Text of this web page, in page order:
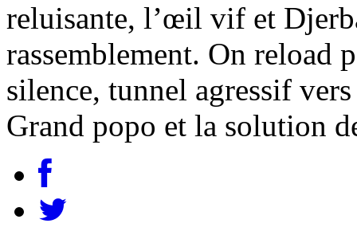
reluisante, l’œil vif et
rassemblement. On reload
silence, tunnel agressif
Grand popo et la solution